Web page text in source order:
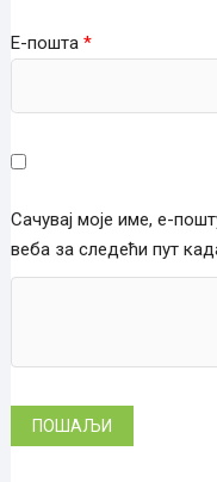
Е-пошта *
Сачувај моје име, е-
веба за следећи пут